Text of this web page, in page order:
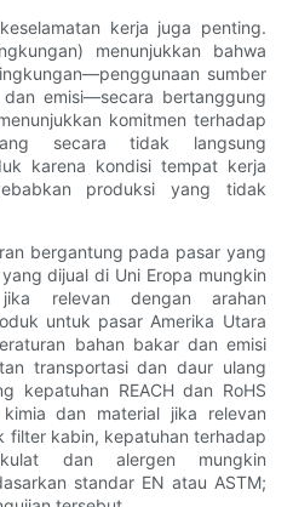
kerja juga penting.
menunjukkan bahwa
sumber
emisi—secara bertanggung
komitmen terhadap
secara tidak langsung
karena kondisi tempat kerja
produksi yang tidak
bergantung pada pasar yang
dijual di Uni Eropa mungkin
relevan dengan arahan
untuk pasar Amerika Utara
bahan bakar dan emisi
transportasi dan daur ulang
kepatuhan REACH dan RoHS
dan material jika relevan
filter kabin, kepatuhan terhadap
dan alergen mungkin
standar EN atau ASTM;